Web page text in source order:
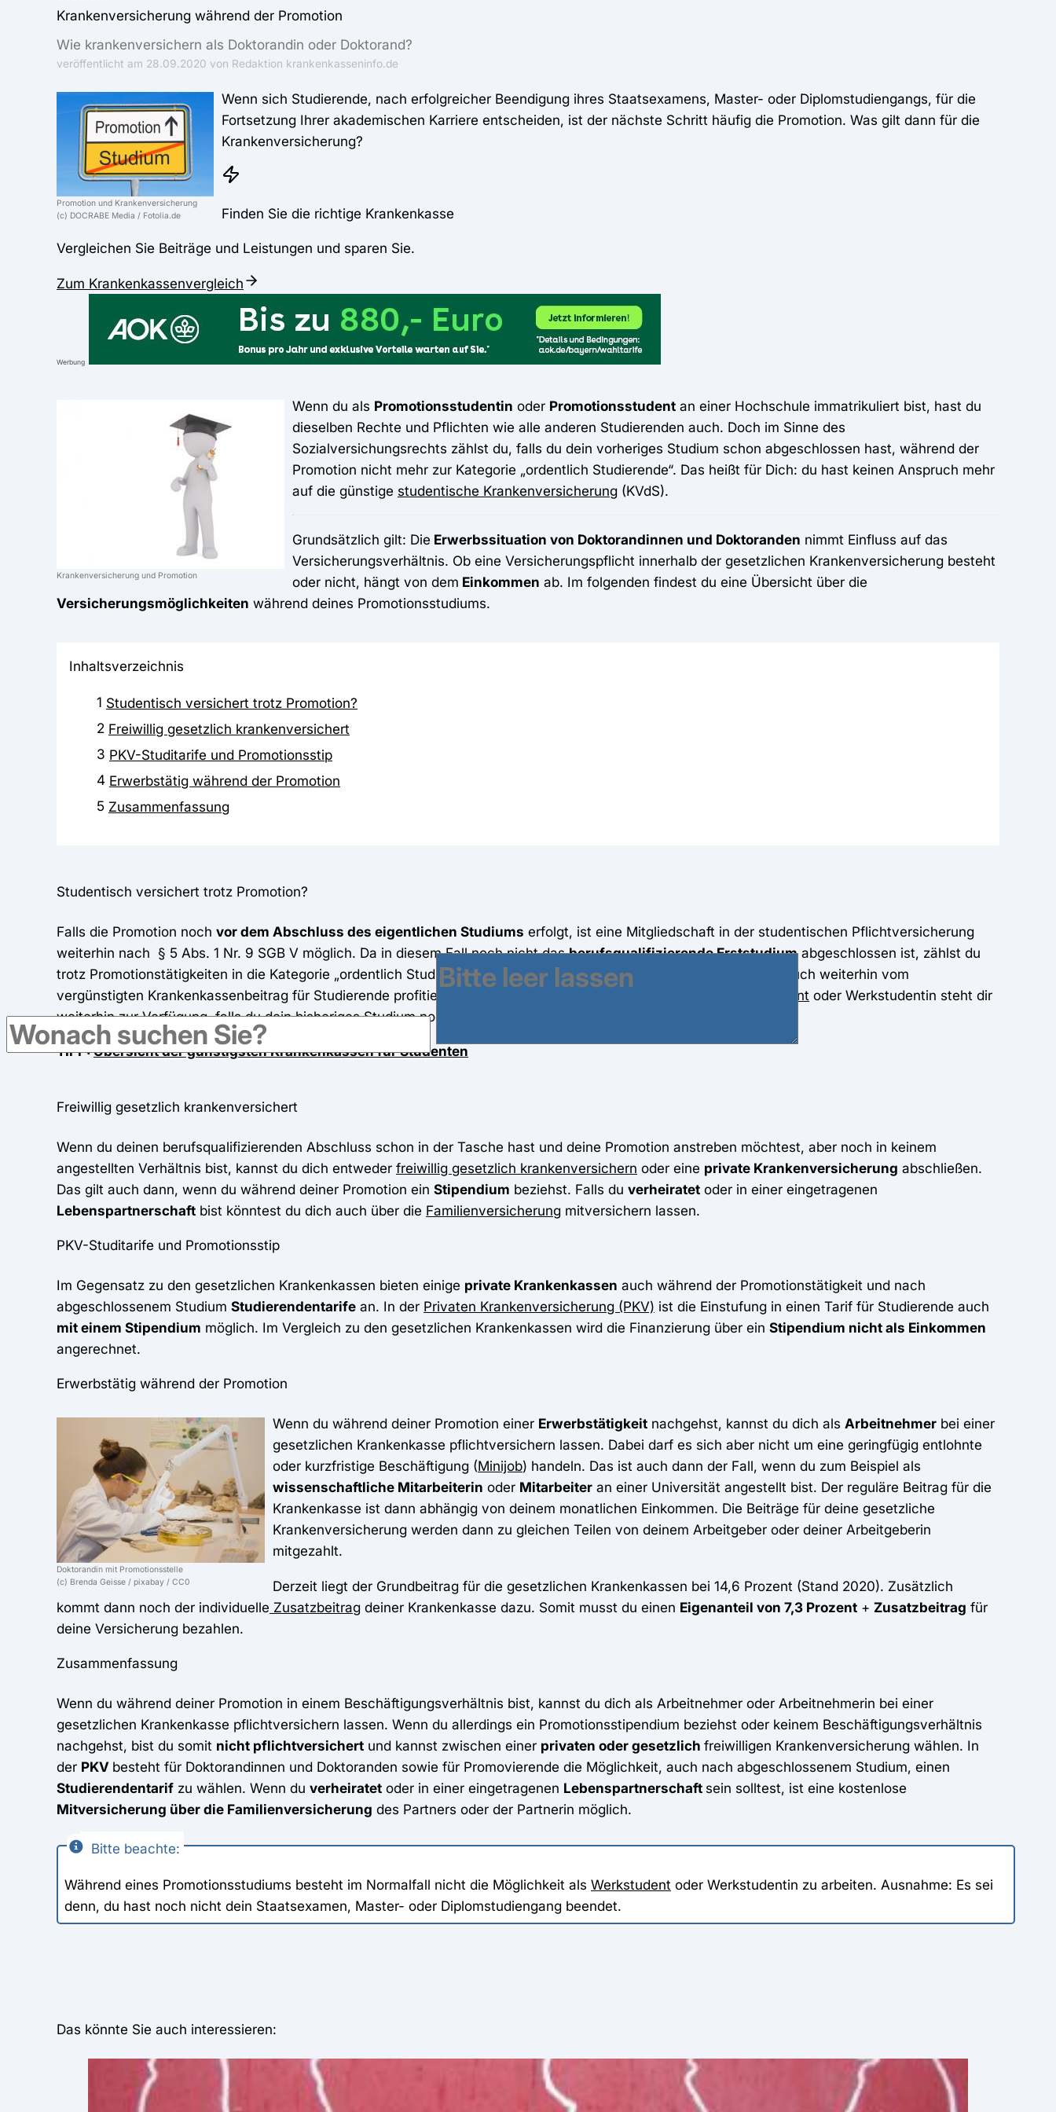
Krankenversicherung während der Promotion
Wie krankenversichern als Doktorandin oder Doktorand?
veröffentlicht am 28.09.2020 von Redaktion krankenkasseninfo.de
Promotion und Krankenversicherung
(c) DOCRABE Media / Fotolia.de
Wenn sich Studierende, nach erfolgreicher Beendigung ihres Staatsexamens, Master- oder Diplomstudiengangs, für die
Fortsetzung Ihrer akademischen Karriere entscheiden, ist der nächste Schritt häufig die Promotion. Was gilt dann für die
Krankenversicherung?
Finden Sie die richtige Krankenkasse
Vergleichen Sie Beiträge und Leistungen und sparen Sie.
Zum Krankenkassenvergleich
Werbung
Krankenversicherung und Promotion
Wenn du als Promotionsstudentin oder Promotionsstudent an einer Hochschule immatrikuliert bist, hast du
dieselben Rechte und Pflichten wie alle anderen Studierenden auch. Doch im Sinne des
Sozialversichungsrechts zählst du, falls du dein vorheriges Studium schon abgeschlossen hast, während der
Promotion nicht mehr zur Kategorie „ordentlich Studierende“. Das heißt für Dich: du hast keinen Anspruch mehr
auf die günstige studentische Krankenversicherung (KVdS).
Grundsätzlich gilt: Die Erwerbssituation von Doktorandinnen und Doktoranden nimmt Einfluss auf das
Versicherungsverhältnis. Ob eine Versicherungspflicht innerhalb der gesetzlichen Krankenversicherung besteht
oder nicht, hängt von dem Einkommen ab. Im folgenden findest du eine Übersicht über die
Versicherungsmöglichkeiten während deines Promotionsstudiums.
Inhaltsverzeichnis
1 Studentisch versichert trotz Promotion?
2 Freiwillig gesetzlich krankenversichert
3 PKV-Studitarife und Promotionsstip
4 Erwerbstätig während der Promotion
5 Zusammenfassung
Studentisch versichert trotz Promotion?
Falls die Promotion noch vor dem Abschluss des eigentlichen Studiums erfolgt, ist eine Mitgliedschaft in der studentischen Pflichtversicherung
weiterhin nach § 5 Abs. 1 Nr. 9 SGB V möglich. Da in diesem Fall noch nicht dasberufsqualifizierende Erststudiumabgeschlossen ist, zählst du
trotz Promotionstätigkeiten in die Kategorie „ordentlich Studierende“ im Sozialversichungsrecht. Somit könntest du auch weiterhin vom
vergünstigten Krankenkassenbeitrag für Studierende profitieren. Auch eine Beschäftigungsmöglichkeit als
Werkstudent oder Werkstudentin steht dir
weiterhin zur Verfügung, falls du dein bisheriges Studium noch nicht abgeschlossen haben solltest.
TIPP:Übersicht der günstigsten Krankenkassen für Studenten
Freiwillig gesetzlich krankenversichert
Wenn du deinen berufsqualifizierenden Abschluss schon in der Tasche hast und deine Promotion anstreben möchtest, aber noch in keinem
angestellten Verhältnis bist, kannst du dich entweder freiwillig gesetzlich krankenversichern oder eine private Krankenversicherung abschließen.
Das gilt auch dann, wenn du während deiner Promotion ein Stipendium beziehst. Falls du verheiratet oder in einer eingetragenen
Lebenspartnerschaft bist könntest du dich auch über die Familienversicherung mitversichern lassen.
PKV-Studitarife und Promotionsstip
Im Gegensatz zu den gesetzlichen Krankenkassen bieten einige private Krankenkassen auch während der Promotionstätigkeit und nach
abgeschlossenem Studium Studierendentarife an. In der Privaten Krankenversicherung (PKV) ist die Einstufung in einen Tarif für Studierende auch
mit einem Stipendium möglich. Im Vergleich zu den gesetzlichen Krankenkassen wird die Finanzierung über ein Stipendium nicht als Einkommen
angerechnet.
Erwerbstätig während der Promotion
Doktorandin mit Promotionsstelle
(c) Brenda Geisse / pixabay / CC0
Wenn du während deiner Promotion einer Erwerbstätigkeit nachgehst, kannst du dich als Arbeitnehmer bei einer
gesetzlichen Krankenkasse pflichtversichern lassen. Dabei darf es sich aber nicht um eine geringfügig entlohnte
oder kurzfristige Beschäftigung (Minijob) handeln. Das ist auch dann der Fall, wenn du zum Beispiel als
wissenschaftliche Mitarbeiterin oder Mitarbeiter an einer Universität angestellt bist. Der reguläre Beitrag für die
Krankenkasse ist dann abhängig von deinem monatlichen Einkommen. Die Beiträge für deine gesetzliche
Krankenversicherung werden dann zu gleichen Teilen von deinem Arbeitgeber oder deiner Arbeitgeberin
mitgezahlt.
Derzeit liegt der Grundbeitrag für die gesetzlichen Krankenkassen bei 14,6 Prozent (Stand 2020). Zusätzlich
kommt dann noch der individuelle Zusatzbeitrag deiner Krankenkasse dazu. Somit musst du einen Eigenanteil von 7,3 Prozent + Zusatzbeitrag für
deine Versicherung bezahlen.
Zusammenfassung
Wenn du während deiner Promotion in einem Beschäftigungsverhältnis bist, kannst du dich als Arbeitnehmer oder Arbeitnehmerin bei einer
gesetzlichen Krankenkasse pflichtversichern lassen. Wenn du allerdings ein Promotionsstipendium beziehst oder keinem Beschäftigungsverhältnis
nachgehst, bist du somit nicht pflichtversichert und kannst zwischen einer privaten oder gesetzlich freiwilligen Krankenversicherung wählen. In
der PKV besteht für Doktorandinnen und Doktoranden sowie für Promovierende die Möglichkeit, auch nach abgeschlossenem Studium, einen
Studierendentarif zu wählen. Wenn du verheiratet oder in einer eingetragenen Lebenspartnerschaft sein solltest, ist eine kostenlose
Mitversicherung über die Familienversicherung des Partners oder der Partnerin möglich.
Bitte beachte:
Während eines Promotionsstudiums besteht im Normalfall nicht die Möglichkeit als Werkstudent oder Werkstudentin zu arbeiten. Ausnahme: Es sei
denn, du hast noch nicht dein Staatsexamen, Master- oder Diplomstudiengang beendet.
Das könnte Sie auch interessieren: